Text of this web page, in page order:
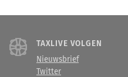
TAXLIVE VOLGEN
Nieuwsbrief
Twitter